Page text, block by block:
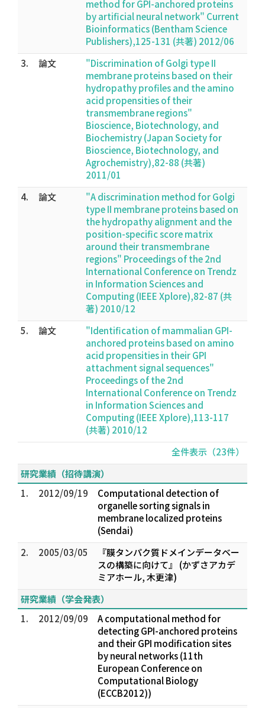
method for GPI-anchored proteins
by artificial neural network" Current
Bioinformatics (Bentham Science
Publishers),125-131 (共著) 2012/06
3.
論文
"Discrimination of Golgi type II
membrane proteins based on their
hydropathy profiles and the amino
acid propensities of their
transmembrane regions"
Bioscience, Biotechnology, and
Biochemistry (Japan Society for
Bioscience, Biotechnology, and
Agrochemistry),82-88 (共著)
2011/01
4.
論文
"A discrimination method for Golgi
type II membrane proteins based on
the hydropathy alignment and the
position-specific score matrix
around their transmembrane
regions" Proceedings of the 2nd
International Conference on Trendz
in Information Sciences and
Computing (IEEE Xplore),82-87 (共
著) 2010/12
5.
論文
"Identification of mammalian GPI-
anchored proteins based on amino
acid propensities in their GPI
attachment signal sequences"
Proceedings of the 2nd
International Conference on Trendz
in Information Sciences and
Computing (IEEE Xplore),113-117
(共著) 2010/12
全件表示（23件）
研究業績（招待講演）
1.
2012/09/19
Computational detection of
organelle sorting signals in
membrane localized proteins
(Sendai)
2.
2005/03/05
『膜タンパク質ドメインデータベー
スの構築に向けて』 (かずさアカデ
ミアホール, 木更津)
研究業績（学会発表）
1.
2012/09/09
A computational method for
detecting GPI-anchored proteins
and their GPI modification sites
by neural networks (11th
European Conference on
Computational Biology
(ECCB2012))